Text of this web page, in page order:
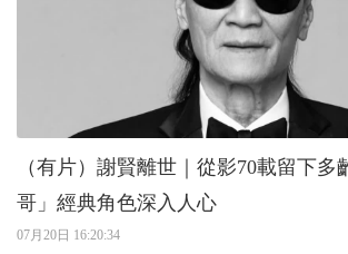
（有片）謝賢離世｜從影70載留下
哥」經典角色深入人心
07月20日 16:20:34